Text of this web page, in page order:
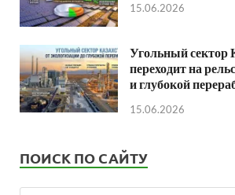
15.06.2026
Угольный сектор
переходит на
и глубокой
15.06.2026
ПОИСК ПО САЙТУ